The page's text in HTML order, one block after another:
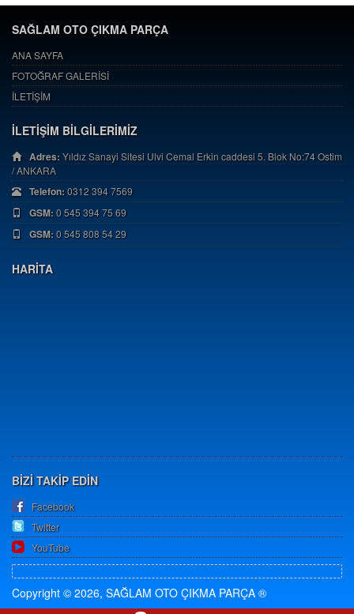
SAĞLAM OTO ÇIKMA PARÇA
ANA SAYFA
FOTOĞRAF GALERİSİ
İLETİŞİM
İLETİŞİM BİLGİLERİMİZ
Adres:Yıldız Sanayi Sitesi Ulvi Cemal Erkin caddesi 5. Blok No:74 Ostim
/ ANKARA
Telefon:0312 394 7569
GSM:0 545 394 75 69
GSM:0 545 808 54 29
HARİTA
BİZİ TAKİP EDİN
Facebook
Twitter
YouTube
Copyright © 2026, SAĞLAM OTO ÇIKMA PARÇA ®